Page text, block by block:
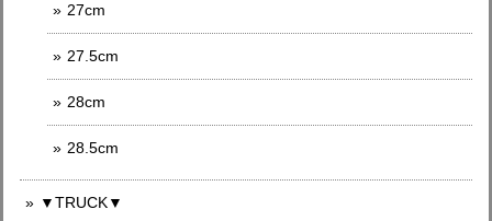
27cm
27.5cm
28cm
28.5cm
▼TRUCK▼